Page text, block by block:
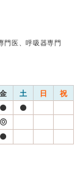
門医、呼吸器専門
金 土 日 祝